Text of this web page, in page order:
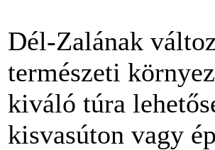
Dél-Zalának
természeti
kiváló túra
kisvasúton vagy